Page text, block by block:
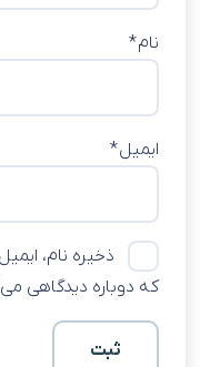
نام*
ایمیل*
ذخیره نام،
که دوباره دیدگاهی